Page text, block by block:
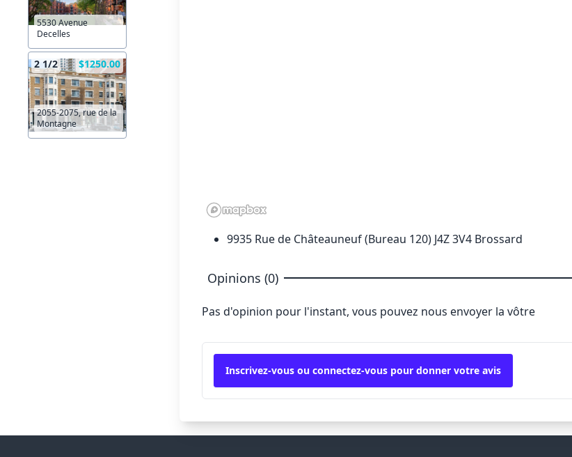
5530 Avenue
Decelles
2 1/2 $1250.00
2055-2075, rue de la
Montagne
9935 Rue de Châteauneuf (Bureau 120) J4Z 3V4 Brossard
Opinions (0)
Pas d'opinion pour l'instant, vous pouvez nous envoyer la vôtre
Inscrivez-vous ou connectez-vous pour donner votre avis